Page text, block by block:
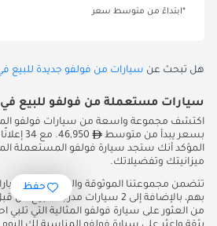
*ابتداءً من متوسط سعر
هل تبحث عن سيارات من فولفو جديدة للبيع في
سيارات مستعملة من فولفو للبيع في
اكتشف مجموعة واسعة من سيارات فولفو
بسعر يبدأ من متوسط
46,950.
المؤكد أنك ستجد سيارة فولفو المستعملة
ميزانيتك وتفضيلاتك.
تتضمن
بهم، بالإضافة إلى 2 سيارات مدرجة
من العثور على سيارة فولفو المثالية التي
حفظ